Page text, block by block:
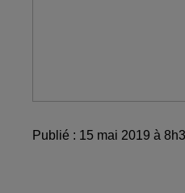
Publié : 15 mai 2019 à